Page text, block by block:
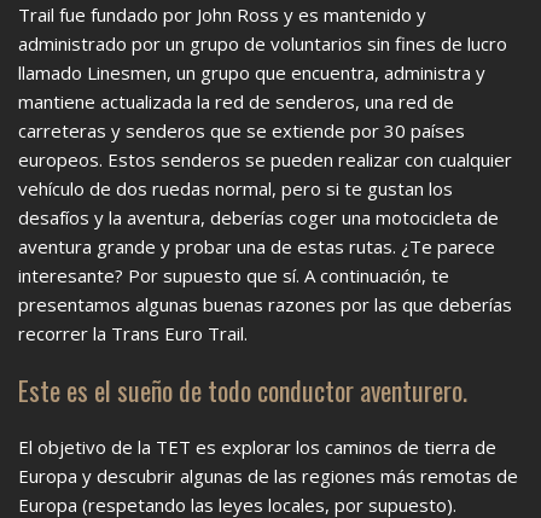
Trail fue fundado por John Ross y es mantenido y
administrado por un grupo de voluntarios sin fines de lucro
llamado Linesmen, un grupo que encuentra, administra y
mantiene actualizada la red de senderos, una red de
carreteras y senderos que se extiende por 30 países
europeos. Estos senderos se pueden realizar con cualquier
vehículo de dos ruedas normal, pero si te gustan los
desafíos y la aventura, deberías coger una motocicleta de
aventura grande y probar una de estas rutas. ¿Te parece
interesante? Por supuesto que sí. A continuación, te
presentamos algunas buenas razones por las que deberías
recorrer la Trans Euro Trail.
Este es el sueño de todo conductor aventurero.
El objetivo de la TET es explorar los caminos de tierra de
Europa y descubrir algunas de las regiones más remotas de
Europa (respetando las leyes locales, por supuesto).